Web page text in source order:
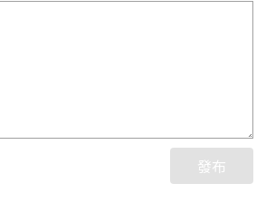
發布